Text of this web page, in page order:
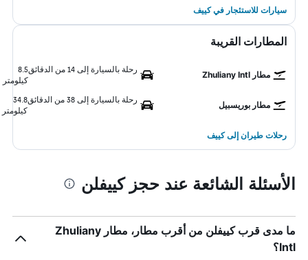
سيارات للاستئجار في كييف
المطارات القريبة
مطار Zhuliany Intl
رحلة بالسيارة إلى 14 من الدقائق
8.5
كيلومتر
مطار بوريسبيل
رحلة بالسيارة إلى 38 من الدقائق
34.8
كيلومتر
رحلات طيران إلى كييف
الأسئلة الشائعة عند حجز كييفلن
ما مدى قرب كييفلن من أقرب مطار، مطار Zhuliany
Intl؟